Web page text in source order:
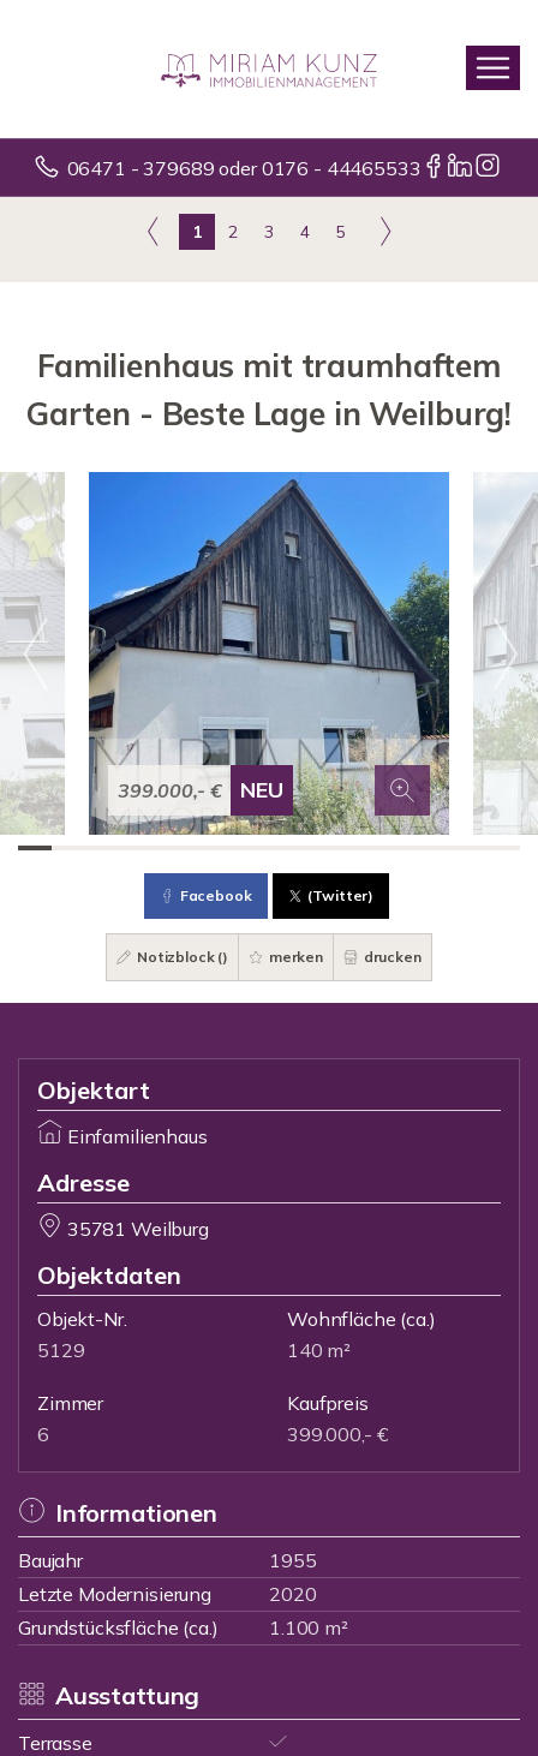
06471 - 379689 oder 0176 - 44465533
1 2 3 4 5
Familienhaus mit traumhaftem
Garten - Beste Lage in Weilburg!
399.000,- € NEU
Facebook (Twitter)
Notizblock () merken drucken
Objektart
Einfamilienhaus
Adresse
35781 Weilburg
Objektdaten
Objekt-Nr.
5129
Wohnfläche (ca.)
140 m²
Zimmer
6
Kaufpreis
399.000,- €
Informationen
Baujahr
1955
Letzte Modernisierung
2020
Grundstücksfläche (ca.)
1.100 m²
Ausstattung
Terrasse